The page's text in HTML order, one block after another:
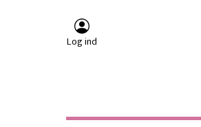
Log ind